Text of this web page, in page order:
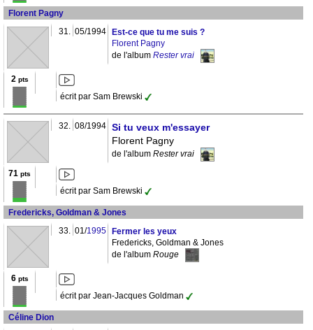
Florent Pagny
31. 05/1994
Est-ce que tu me suis ?
Florent Pagny
de l'album Rester vrai
2pts
écrit par Sam Brewski
32. 08/1994 Si tu veux m'essayer
Florent Pagny
de l'album Rester vrai
71 pts
écrit par Sam Brewski
Fredericks, Goldman & Jones
33. 01/1995
Fermer les yeux
Fredericks, Goldman & Jones
de l'album Rouge
6pts
écrit par Jean-Jacques Goldman
Céline Dion